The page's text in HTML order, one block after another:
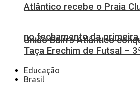
Atlântico recebe o Praia
no fechamento da primeira
União Bairro Atlântico
Taça Erechim de Futsal –
Educação
Brasil